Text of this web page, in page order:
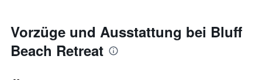
Vorzüge und Ausstattung bei Bluff
Beach Retreat